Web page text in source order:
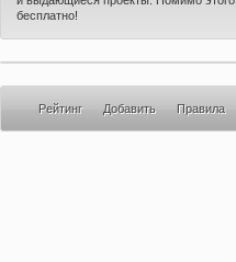
бесплатно!
Рейтинг Добавить Правила